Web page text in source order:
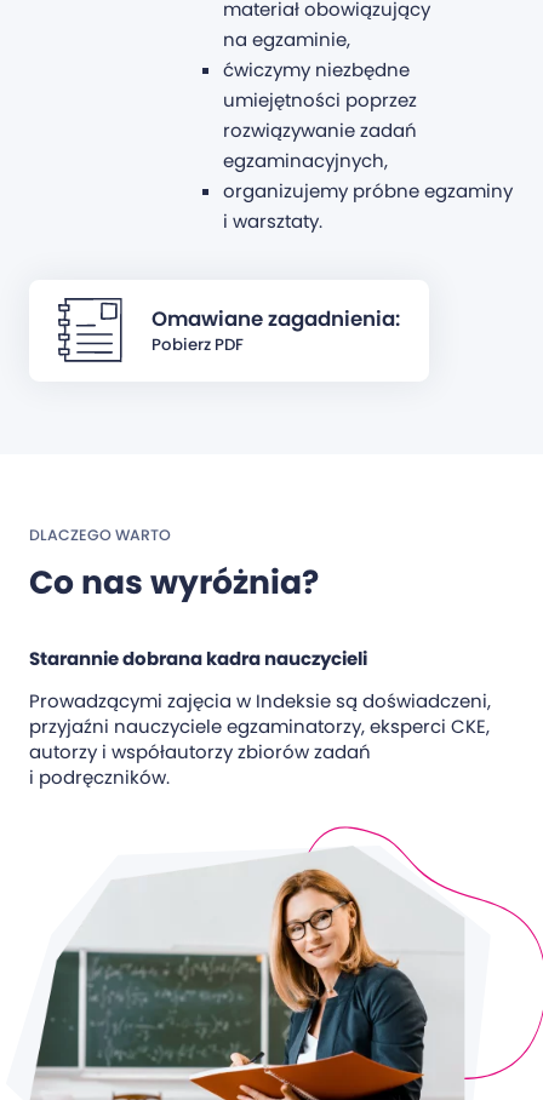
materiał obowiązujący
na egzaminie,
ćwiczymy niezbędne
umiejętności poprzez
rozwiązywanie zadań
egzaminacyjnych,
organizujemy próbne egzaminy
i warsztaty.
Omawiane zagadnienia:
Pobierz PDF
DLACZEGO WARTO
Co nas wyróżnia?
Starannie dobrana kadra nauczycieli
Prowadzącymi zajęcia w Indeksie są doświadczeni,
przyjaźni nauczyciele egzaminatorzy, eksperci CKE,
autorzy i współautorzy zbiorów zadań
i podręczników.